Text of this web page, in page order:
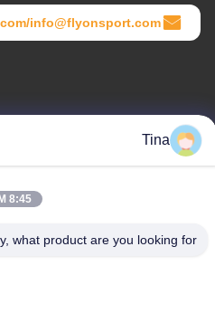
info@flyonsport.com
العنوان
هاتف
Tina
8:45 AM
what product are you looking for?